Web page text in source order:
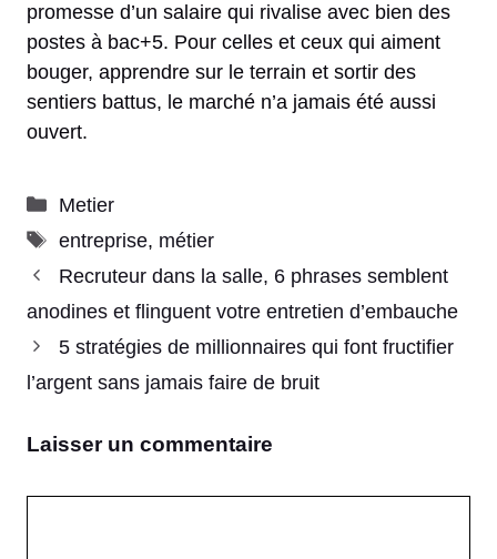
promesse d’un salaire qui rivalise avec bien des
postes à bac+5. Pour celles et ceux qui aiment
bouger, apprendre sur le terrain et sortir des
sentiers battus, le marché n’a jamais été aussi
ouvert.
Catégories
Metier
Étiquettes
entreprise, métier
Recruteur dans la salle, 6 phrases semblent
anodines et flinguent votre entretien d’embauche
5 stratégies de millionnaires qui font fructifier
l’argent sans jamais faire de bruit
Laisser un commentaire